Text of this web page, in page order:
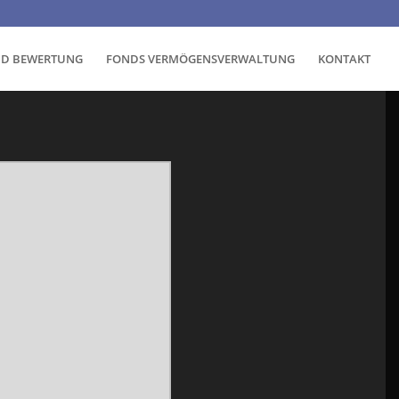
BEWERTUNG FONDS VERMÖGENSVERWALTUNG KONTAKT